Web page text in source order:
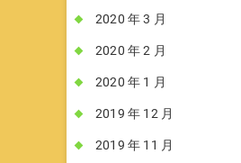
2020 年 3 月
2020 年 2 月
2020 年 1 月
2019 年 12 月
2019 年 11 月